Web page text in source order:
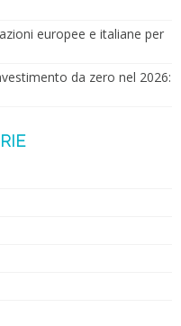
europee e italiane per
da zero nel 2026: